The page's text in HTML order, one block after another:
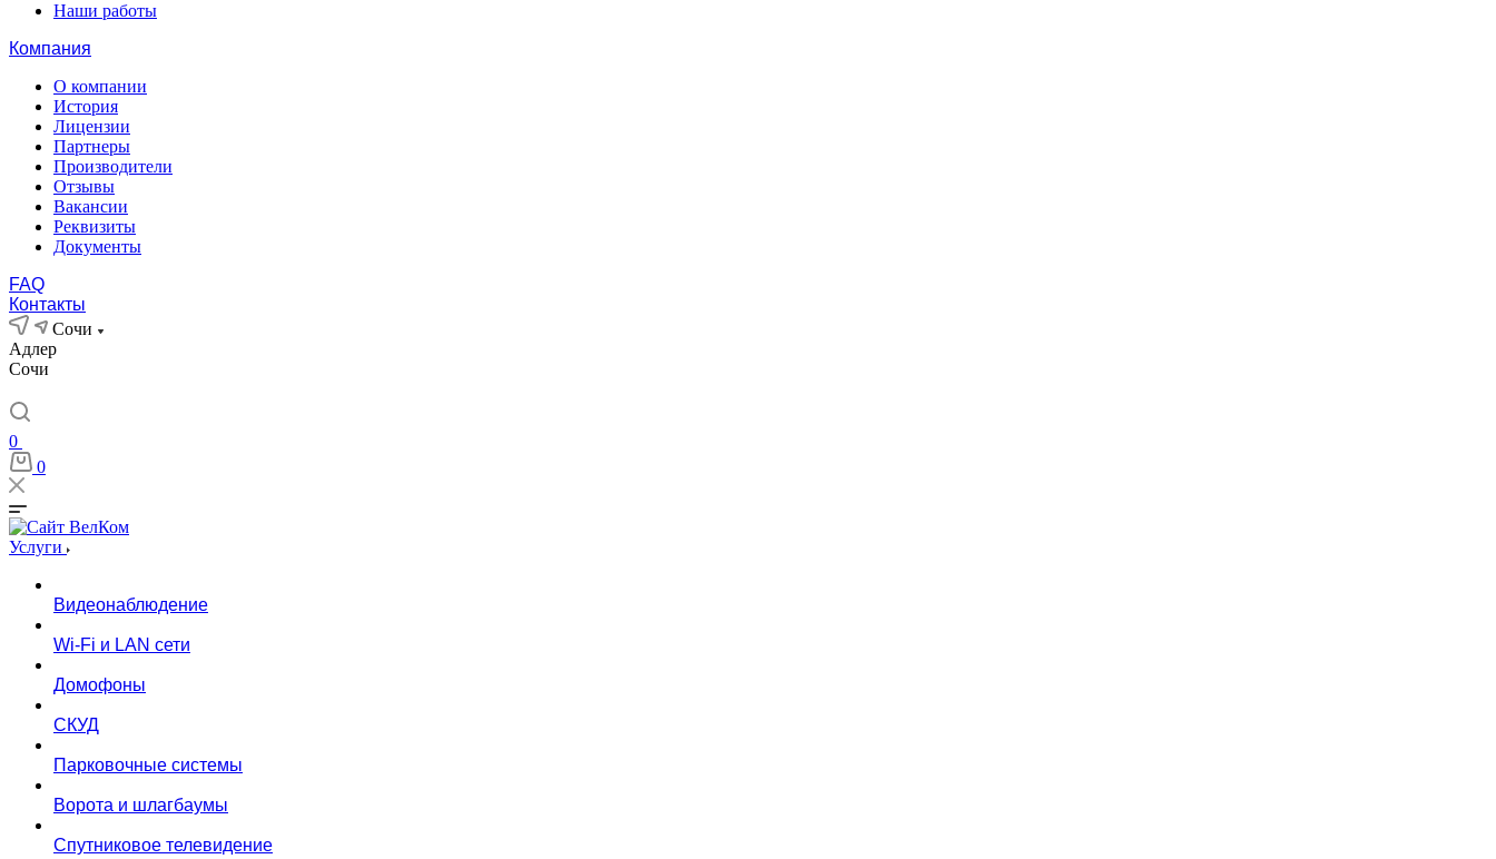
Наши работы
Компания
О компании
История
Лицензии
Партнеры
Производители
Отзывы
Вакансии
Реквизиты
Документы
FAQ
Контакты
Сочи
Адлер
Сочи
0
0
Услуги
Видеонаблюдение
Wi-Fi и LAN сети
Домофоны
СКУД
Парковочные системы
Ворота и шлагбаумы
Спутниковое телевидение